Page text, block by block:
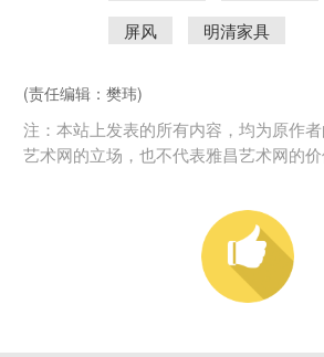
屏风
明清家具
(责任编辑：樊玮)
注：本站上发表的所有内容，均为原作
艺术网的立场，也不代表雅昌艺术网的价